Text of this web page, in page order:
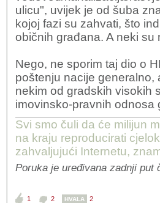
društvu općenito... a
napaćeni narod ovog
nema dobre odnose s
baš najbolje među morskim
može li i on potrajati koliko i
Ne trkeljaj za
kriminalac koji je 20
ogromnim
provincije i razj*bao
uhljebljivanjem, a
vlasti. Da je imalo
krumpire u zatvoru,
koja mu je
mu se mora priznati
ulicu", uvijek je od šuba
kojoj fazi su zahvati, što
običnih građana. A neki
Nego, ne sporim taj dio o
poštenju nacije generalno,
nekim od gradskih visokih
imovinsko-pravnih odnosa
Svi smo čuli da će milijun
na kraju reproducirati
zahvaljujući Internetu,
Poruka je uređivana zadnji put
1 2 HVALA 2